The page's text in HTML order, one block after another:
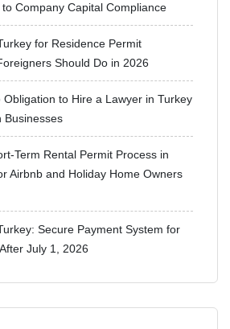
Company Capital Compliance
for Residence Permit
Should Do in 2026
to Hire a Lawyer in Turkey
Businesses
Term Rental Permit Process in
Airbnb and Holiday Home Owners
Secure Payment System for
July 1, 2026